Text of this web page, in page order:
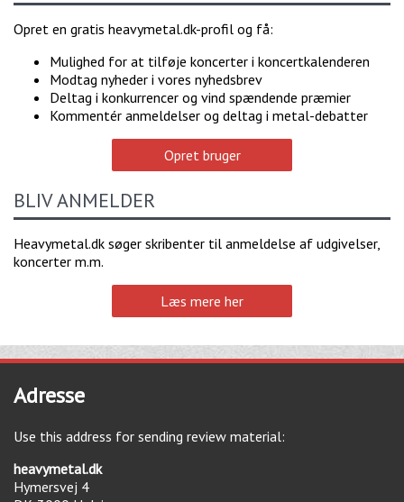
Opret en gratis heavymetal.dk-profil og få:
Mulighed for at tilføje koncerter i koncertkalenderen
Modtag nyheder i vores nyhedsbrev
Deltag i konkurrencer og vind spændende præmier
Kommentér anmeldelser og deltag i metal-debatter
Opret bruger
BLIV ANMELDER
Heavymetal.dk søger skribenter til anmeldelse af udgivelser,
koncerter m.m.
Læs mere her
Adresse
Use this address for sending review material:
heavymetal.dk
Hymersvej 4